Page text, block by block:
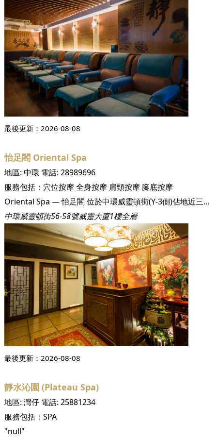
最後更新： 2026-08-08
怡足閣 Oriental Spa
地區: 中環 電話: 28989696
服務包括： 穴位按摩全身按摩 肩頸按摩 腳底按摩
Oriental Spa — 怡足閣 位於中環威靈頓街(Y-3側)佔地近三千尺，按摩師及美容師均是香港頂級會所特約及指定專業技師，服務以客為先，店內柔和而寧靜的環境，優雅而充滿東方色彩的裝潢更是忙裡偷閒的好去處。, 我們採用優質物料，配以專業手法，令客人達至身、心舒坦的感覺。了解客人需要，從而提供不同款式的組合服務。, 客人除了可享用單次服務付款外，另有不同優惠種類以供選擇，令客人:買得開心、用得放心。, Foot Reflexology, Body Massage, Nail Services,Foot Massage and Body Massage,Facial Service,
中環威靈頓街56-58號威靈大廈1樓全層
最後更新： 2026-08-08
靜水沁園 (Plateau Spa)
地區: 灣仔電話: 25881234
服務包括： SPA
"null"